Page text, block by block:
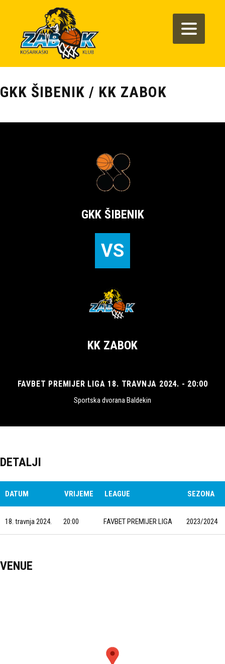
GKK ŠIBENIK / KK ZABOK
GKK ŠIBENIK
VS
KK ZABOK
FAVBET PREMIJER LIGA 18. TRAVNJA 2024. - 20:00
Sportska dvorana Baldekin
DETALJI
DATUM VRIJEME LEAGUE SEZONA
18. travnja 2024. 20:00 FAVBET PREMIJER LIGA 2023/2024
VENUE